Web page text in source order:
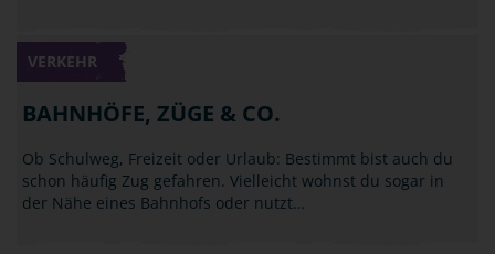
VERKEHR
BAHNHÖFE, ZÜGE & CO.
Ob Schulweg, Freizeit oder Urlaub: Bestimmt bist auch du
schon häufig Zug gefahren. Vielleicht wohnst du sogar in
der Nähe eines Bahnhofs oder nutzt…